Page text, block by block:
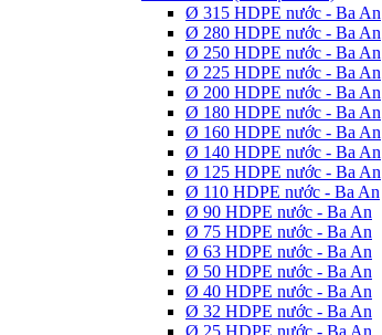
Ø 315 HDPE nước - Ba An
Ø 280 HDPE nước - Ba An
Ø 250 HDPE nước - Ba An
Ø 225 HDPE nước - Ba An
Ø 200 HDPE nước - Ba An
Ø 180 HDPE nước - Ba An
Ø 160 HDPE nước - Ba An
Ø 140 HDPE nước - Ba An
Ø 125 HDPE nước - Ba An
Ø 110 HDPE nước - Ba An
Ø 90 HDPE nước - Ba An
Ø 75 HDPE nước - Ba An
Ø 63 HDPE nước - Ba An
Ø 50 HDPE nước - Ba An
Ø 40 HDPE nước - Ba An
Ø 32 HDPE nước - Ba An